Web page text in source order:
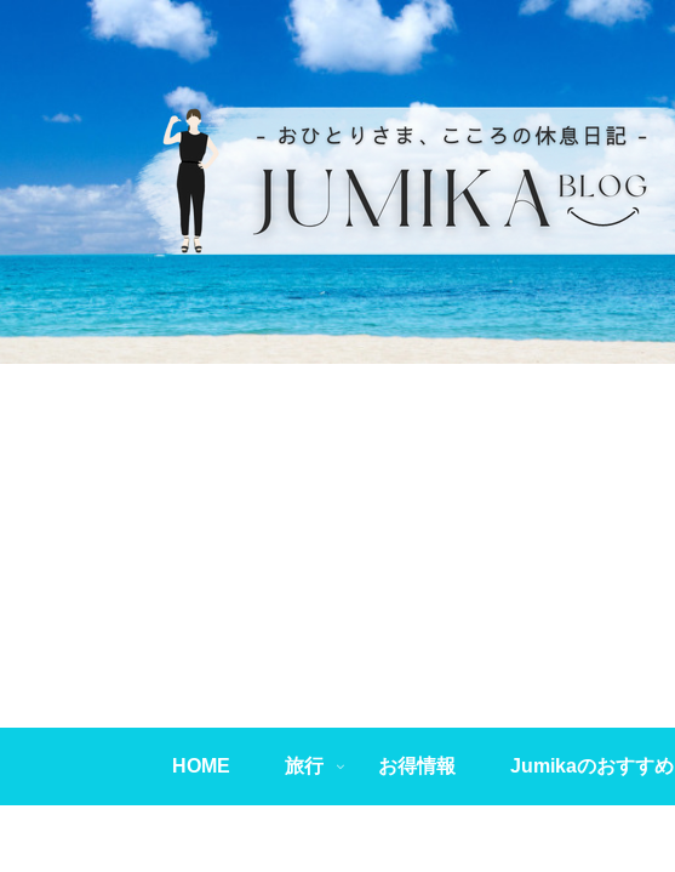
HOME 旅行 お得情報 Jumikaのおすすめ